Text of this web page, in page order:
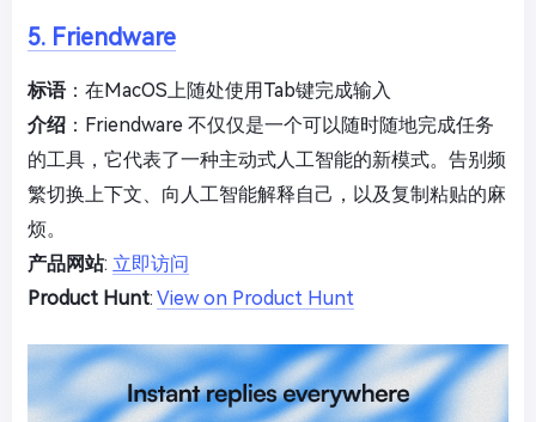
5. Friendware
标语：在MacOS上随处使用Tab键完成输入
介绍 ：Friendware 不仅仅是一个可以随时随地完成任务
的工具，它代表了一种主动式人工智能的新模式。告别频
繁切换上下文、向人工智能解释自己，以及复制粘贴的麻
烦。
产品网站: 立即访问
Product Hunt: View on Product Hunt